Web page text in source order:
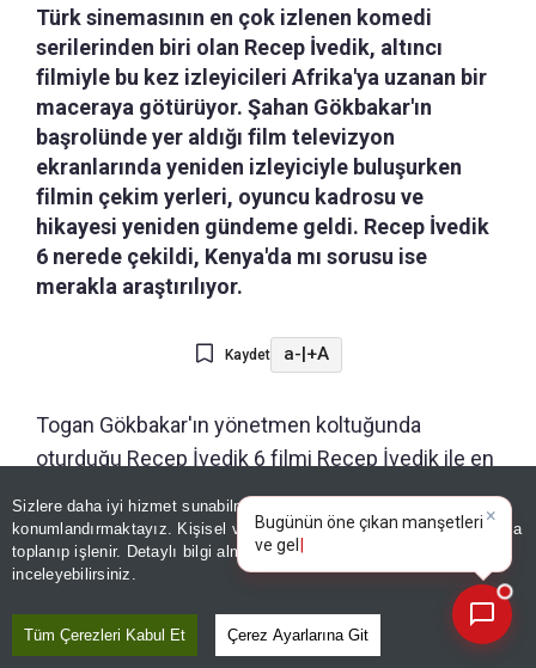
Sizlere daha iyi hizmet sunabilmek adına sitemizde
konumlandırmaktayız. Kişisel verileriniz, KVKK ve GDPR kapsamında
toplanıp işlenir. Detaylı bilgi almak içinAydınlatma Metnimizi
inceleyebilirsiniz.
Tüm Çerezleri Kabul Et Çerez Ayarlarına Git
Türk sinemasının en çok izlenen komedi
serilerinden biri olan Recep İvedik, altıncı
filmiyle bu kez izleyicileri Afrika'ya uzanan bir
maceraya götürüyor. Şahan Gökbakar'ın
başrolünde yer aldığı film televizyon
ekranlarında yeniden izleyiciyle buluşurken
filmin çekim yerleri, oyuncu kadrosu ve
hikayesi yeniden gündeme geldi. Recep İvedik
6 nerede çekildi, Kenya'da mı sorusu ise
merakla araştırılıyor.
Kaydet a- +A
Togan Gökbakar'ın yönetmen koltuğunda
oturduğu Recep İvedik 6 filmi Recep İvedik ile en
yakın arkadaşı Nurullah'ın yanlışlıkla Afrika'ya
uzanan yolculuğunu konu alıyor. Peki,Recep
İvedik 6 nerede çekildi, Kenya'da mı?
×
Bugünün öne çıkan manşetleri
ve gelişmeleri neler?